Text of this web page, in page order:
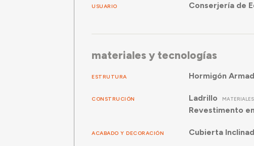
USUARIO Conserjería de
materiales y tecnologías
ESTRUTURA Hormigón
CONSTRUCIÓN Ladrillo
Revestimento
ACABADO Y DECORACIÓN Cubierta